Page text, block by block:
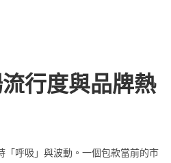
行度與品牌熱
「呼吸」與波動。一個包款當前的市